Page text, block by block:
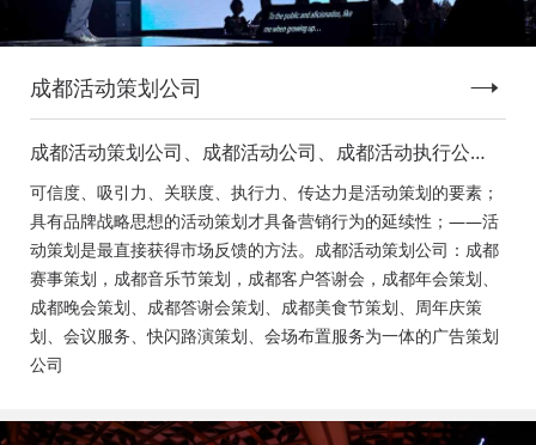
成都活动策划公司
成都活动策划公司、成都活动公司、成都活动执行公
司、成都庆典活动策划公司、成都发布会策划公司、成
都音乐节策划公司、成都年会活动策划
可信度、吸引力、关联度、执行力、传达力是活动策划的要素；
具有品牌战略思想的活动策划才具备营销行为的延续性；——活
动策划是最直接获得市场反馈的方法。成都活动策划公司：成都
赛事策划，成都音乐节策划，成都客户答谢会，成都年会策划、
成都晚会策划、成都答谢会策划、成都美食节策划、周年庆策
划、会议服务、快闪路演策划、会场布置服务为一体的广告策划
公司